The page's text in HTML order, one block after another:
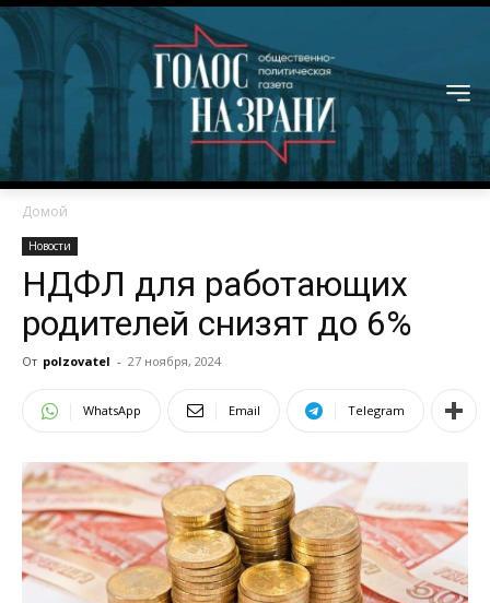
Домой
Новости
НДФЛ для работающих
родителей снизят до 6%
От polzovatel - 27 ноября, 2024
WhatsApp Email Telegram